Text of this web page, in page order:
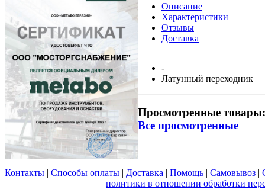
Описание
Характеристики
Отзывы
Доставка
-
Латунный переходник
Просмотренные товары:
Все просмотренные
Контакты | Способы оплаты | Доставка | Помощь | Самовывоз |
политики в отношении обработки